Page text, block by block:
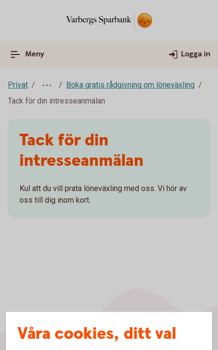
Meny Logga in
Privat
Boka gratis rådgivning om löneväxling
Tack för din intresseanmälan
Tack för din
intresseanmälan
Kul att du vill prata löneväxling med oss. Vi hör av
oss till dig inom kort.
Våra cookies, ditt val